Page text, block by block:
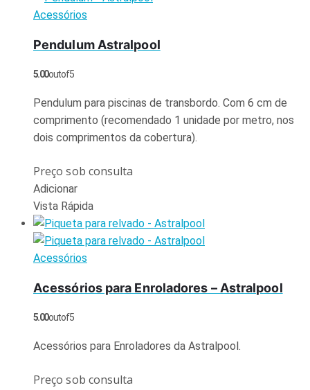
Acessórios
Pendulum Astralpool
5.00out of 5
Pendulum para piscinas de transbordo. Com 6 cm de
comprimento (recomendado 1 unidade por metro, nos
dois comprimentos da cobertura).
Preço sob consulta
Adicionar
Vista Rápida
Acessórios
Acessórios para Enroladores – Astralpool
5.00out of 5
Acessórios para Enroladores da Astralpool.
Preço sob consulta